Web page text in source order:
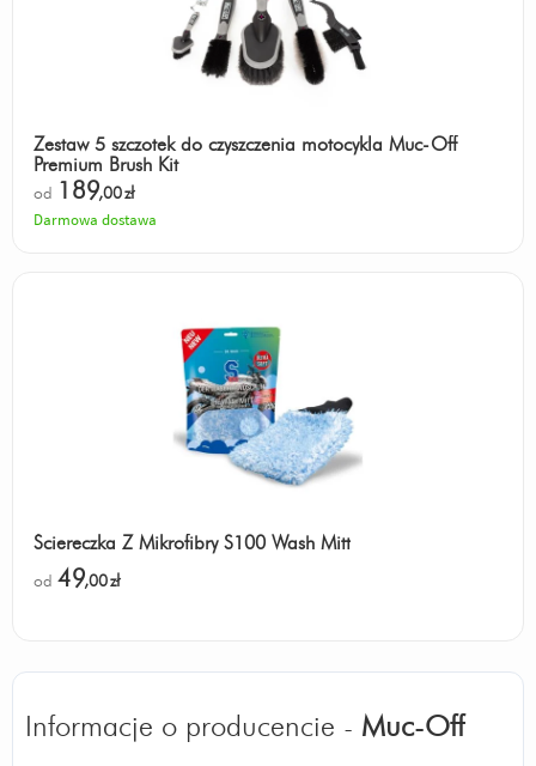
Zestaw 5 szczotek do czyszczenia motocykla Muc-Off
Premium Brush Kit
od 189,00zł
Darmowa dostawa
Ściereczka Z Mikrofibry S100 Wash Mitt
od 49,00zł
Informacje o producencie - Muc-Off